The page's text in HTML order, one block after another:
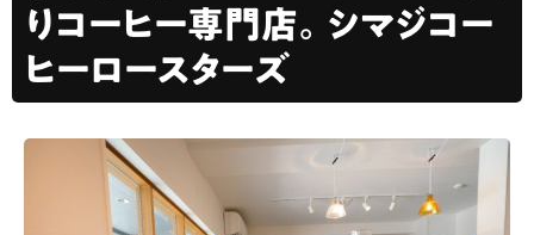
りコーヒー専門店。シマジコー
ヒーロースターズ